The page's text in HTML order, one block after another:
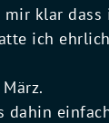
mir klar
ich
dahin